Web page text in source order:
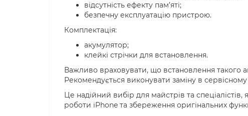
відсутність ефекту пам’яті;
безпечну експлуатацію пристрою.
Комплектація:
акумулятор;
клейкі стрічки для встановлення.
Важливо враховувати, що встановлення такого
Рекомендується виконувати заміну в сервісному
Це надійний вибір для майстрів та
роботи iPhone та збереження оригінальних